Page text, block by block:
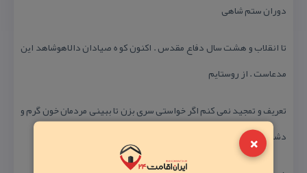
×
دوران ستم شاهی
تا انقلاب و هشت سال دفاع مقدس . اكنون كو ه صیادان دالاهوشاهد این
مدعاست . از روستایم
تعریف و تمجید نمی كنم اگر خواستی سری بزن تا ببینی مردمان خون گرم و
دشت زیبای